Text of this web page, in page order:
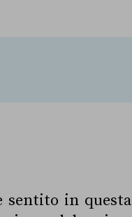
sentito in questa